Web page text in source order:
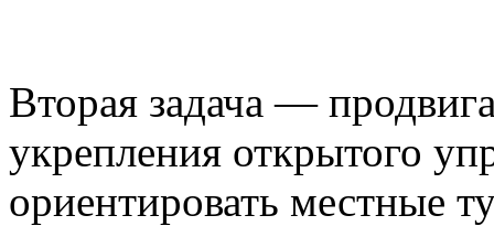
Вторая задача —
укрепления открытого
ориентировать местные